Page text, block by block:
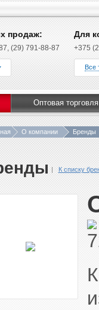
продаж:
(29) 791-88-87
Для
+375
Все
Оптовая торговля
О компании Бренды
К списку